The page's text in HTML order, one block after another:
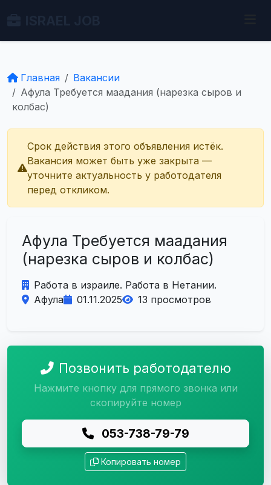
Главная
Вакансии
Афула Требуется маадания (нарезка сыров и
колбас)
Срок действия этого объявления истёк.
Вакансия может быть уже закрыта —
уточните актуальность у работодателя
перед откликом.
Афула Требуется маадания
(нарезка сыров и колбас)
Работа в израиле. Работа в Нетании.
Афула
01.11.2025 13 просмотров
Позвонить работодателю
Нажмите кнопку для прямого звонка или
скопируйте номер
053-738-79-79
Копировать номер